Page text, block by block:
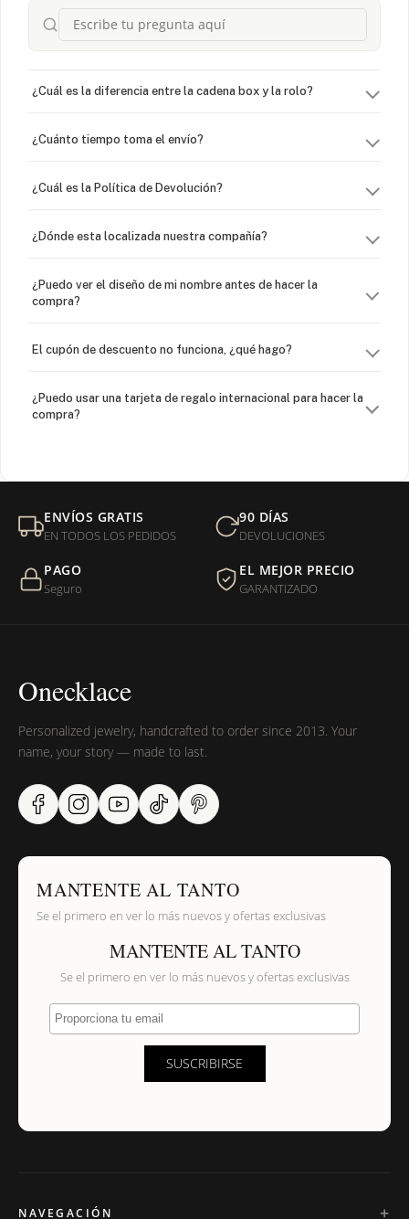
¿Cuál es la diferencia entre la cadena box y la rolo?
¿Cuánto tiempo toma el envío?
¿Cuál es la Política de Devolución?
¿Dónde esta localizada nuestra compañía?
¿Puedo ver el diseño de mi nombre antes de hacer la
compra?
El cupón de descuento no funciona, ¿qué hago?
¿Puedo usar una tarjeta de regalo internacional para hacer la
compra?
Mi orden fue devuelta por USPS, ¿qué hago para que sea
entregada?
¿Sus productos son libres de níquel?
ENVÍOS GRATIS
EN TODOS LOS PEDIDOS
90 DÍAS
DEVOLUCIONES
PAGO
Seguro
EL MEJOR PRECIO
GARANTIZADO
Onecklace
Personalized jewelry, handcrafted to order since 2013. Your
name, your story — made to last.
MANTENTE AL TANTO
Se el primero en ver lo más nuevos y ofertas exclusivas
MANTENTE AL TANTO
Se el primero en ver lo más nuevos y ofertas exclusivas
Proporciona tu email
SUSCRIBIRSE
NAVEGACIÓN